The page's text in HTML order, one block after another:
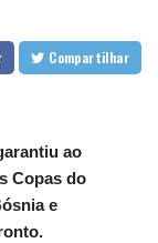
Compartilhar
ao
Copas do
e